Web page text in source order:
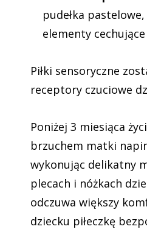
pudełka
elementy
Piłki sensoryczne
receptory czuciowe
Poniżej 3 miesiąca
brzuchem matki
wykonując delikatny
plecach i nóżkach
odczuwa większy
dziecku piłeczkę